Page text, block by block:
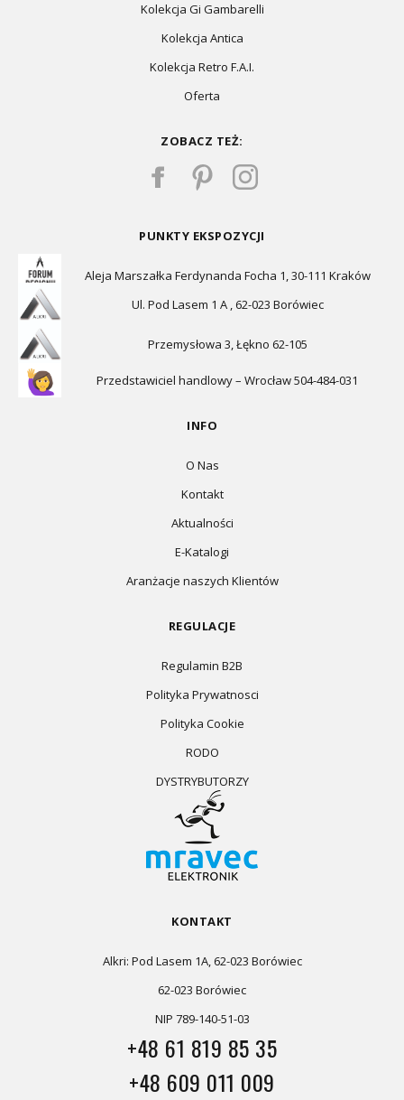
Kolekcja Gi Gambarelli
Kolekcja Antica
Kolekcja Retro F.A.I.
Oferta
ZOBACZ TEŻ:
PUNKTY EKSPOZYCJI
Aleja Marszałka Ferdynanda Focha 1, 30-111 Kraków
Ul. Pod Lasem 1 A , 62-023 Borówiec
Przemysłowa 3, Łękno 62-105
Przedstawiciel handlowy – Wrocław 504-484-031
INFO
O Nas
Kontakt
Aktualności
E-Katalogi
Aranżacje naszych Klientów
REGULACJE
Regulamin B2B
Polityka Prywatnosci
Polityka Cookie
RODO
DYSTRYBUTORZY
KONTAKT
Alkri: Pod Lasem 1A, 62-023 Borówiec
62-023 Borówiec
NIP 789-140-51-03
+48 61 819 85 35
+48 609 011 009